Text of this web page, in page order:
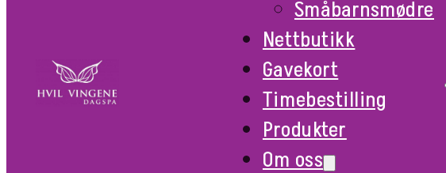
Småbarnsmødre
Nettbutikk
Gavekort
Timebestilling
Produkter
Om oss